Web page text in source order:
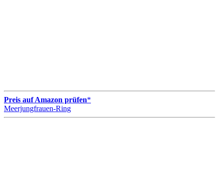
Preis auf Amazon prüfen*
Meerjungfrauen-Ring